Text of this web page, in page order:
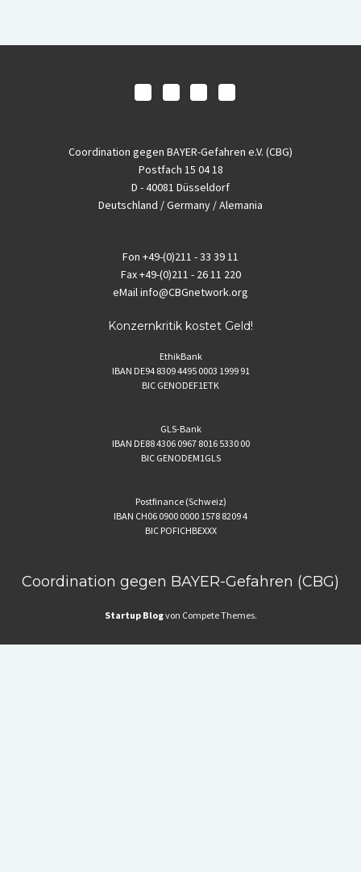
Coordination gegen BAYER-Gefahren e.V. (CBG)
Postfach 15 04 18
D - 40081 Düsseldorf
Deutschland / Germany / Alemania
Fon +49-(0)211 - 33 39 11
Fax+49-(0)211 - 26 11 220
eMailinfo@CBGnetwork.org
Konzernkritik kostet Geld!
EthikBank
IBAN DE94 8309 4495 0003 1999 91
BIC GENODEF1ETK
GLS-Bank
IBAN DE88 4306 0967 8016 5330 00
BIC GENODEM1GLS
Postfinance (Schweiz)
IBAN CH06 0900 0000 1578 8209 4
BIC POFICHBEXXX
Coordination gegen BAYER-Gefahren (CBG)
Startup Blogvon Compete Themes.